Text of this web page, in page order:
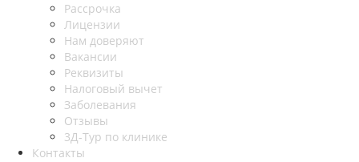
Рассрочка
Лицензии
Нам доверяют
Вакансии
Реквизиты
Налоговый вычет
Заболевания
Отзывы
3Д-Тур по клинике
Контакты